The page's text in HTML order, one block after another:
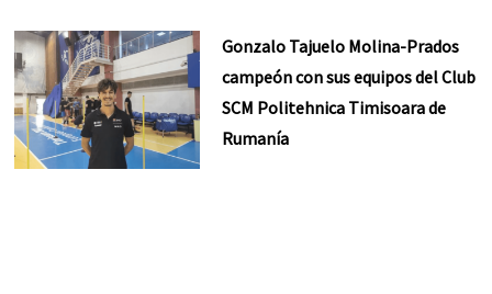
Gonzalo Tajuelo Molina-Prados
campeón con sus equipos del Club
SCM Politehnica Timisoara de
Rumanía